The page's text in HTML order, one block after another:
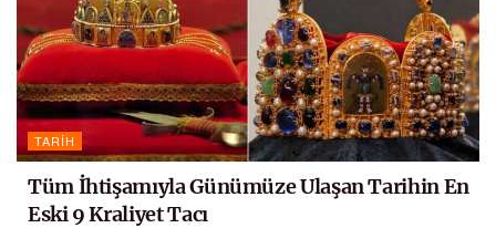
TARIH
Tüm İhtişamıyla Günümüze Ulaşan Tarihin En
Eski 9 Kraliyet Tacı